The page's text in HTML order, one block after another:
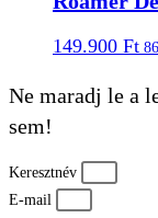
149.900 Ft
Ne maradj le a
sem!
Keresztnév
E-mail